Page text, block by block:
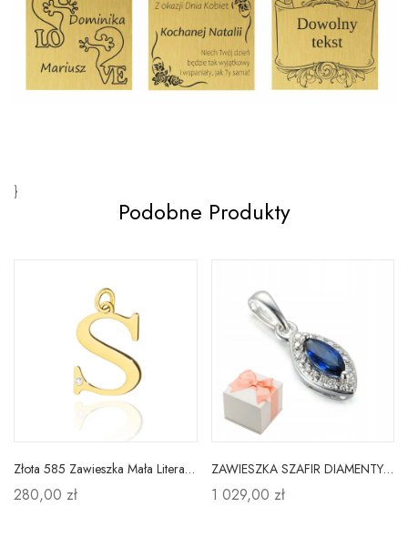
}
Podobne Produkty
Złota 585 Zawieszka Mała Litera S z Brylantem
280,00 zł
ZAWIESZKA SZAFIR DIAMENTY BIAŁE ZŁOTO PRÓBA 585
1 029,00 zł